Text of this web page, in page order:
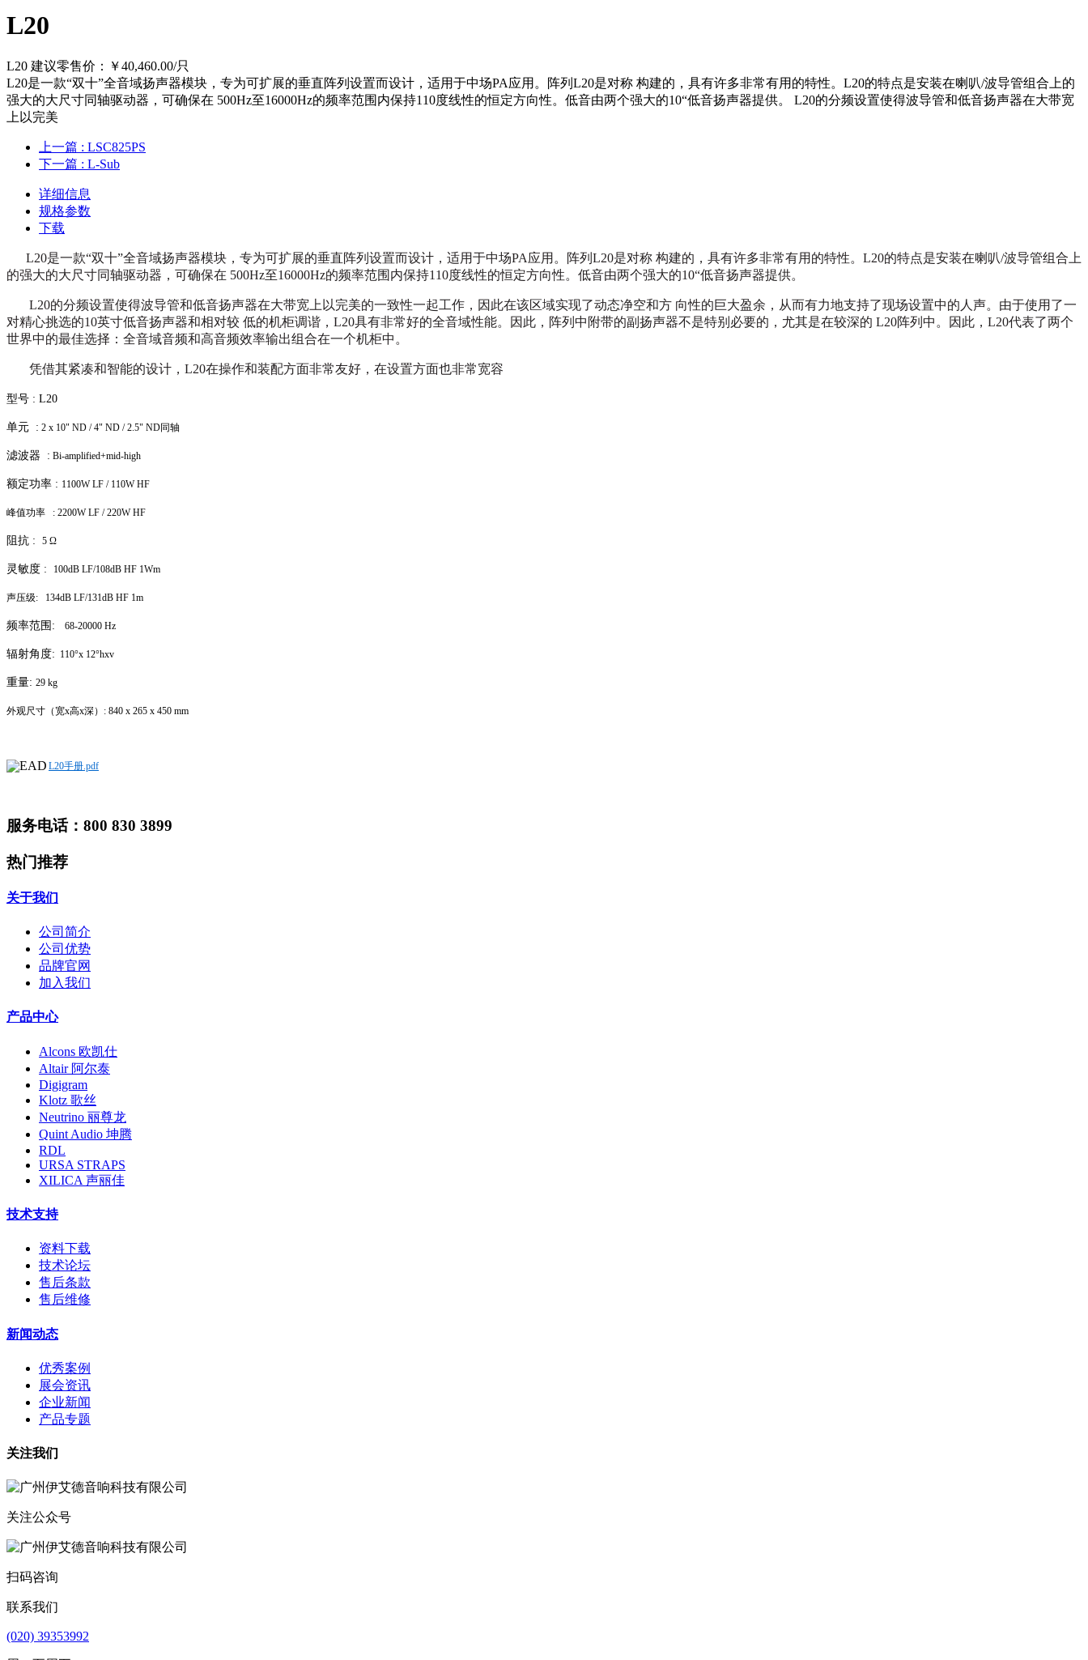
L20
L20 建议零售价：￥40,460.00/只
L20是一款“双十”全音域扬声器模块，专为可扩展的垂直阵列设置而设计，适用于中场PA应用。阵列L20是对称 构建的，具有许多非常有用的特性。L20的特点是安装在喇叭/波导管组合上的
强大的大尺寸同轴驱动器，可确保在 500Hz至16000Hz的频率范围内保持110度线性的恒定方向性。低音由两个强大的10“低音扬声器提供。 L20的分频设置使得波导管和低音扬声器在大带宽
上以完美
上一篇 : LSC825PS
下一篇 : L-Sub
详细信息
规格参数
下载
L20是一款“双十”全音域扬声器模块，专为可扩展的垂直阵列设置而设计，适用于中场PA应用。阵列L20是对称 构建的，具有许多非常有用的特性。L20的特点是安装在喇叭/波导管组合上
的强大的大尺寸同轴驱动器，可确保在 500Hz至16000Hz的频率范围内保持110度线性的恒定方向性。低音由两个强大的10“低音扬声器提供。
L20的分频设置使得波导管和低音扬声器在大带宽上以完美的一致性一起工作，因此在该区域实现了动态净空和方 向性的巨大盈余，从而有力地支持了现场设置中的人声。由于使用了一
对精心挑选的10英寸低音扬声器和相对较 低的机柜调谐，L20具有非常好的全音域性能。因此，阵列中附带的副扬声器不是特别必要的，尤其是在较深的 L20阵列中。因此，L20代表了两个
世界中的最佳选择：全音域音频和高音频效率输出组合在一个机柜中。
凭借其紧凑和智能的设计，L20在操作和装配方面非常友好，在设置方面也非常宽容
型号 : L20
单元 : 2 x 10" ND / 4" ND / 2.5" ND同轴
滤波器 : Bi-amplified+mid-high
额定功率 : 1100W LF / 110W HF
峰值功率 : 2200W LF / 220W HF
阻抗 : 5 Ω
灵敏度 : 100dB LF/108dB HF 1Wm
声压级: 134dB LF/131dB HF 1m
频率范围: 68-20000 Hz
辐射角度: 110°x 12°hxv
重量: 29 kg
外观尺寸（宽x高x深）: 840 x 265 x 450 mm
L20手册.pdf
服务电话：800 830 3899
热门推荐
关于我们
公司简介
公司优势
品牌官网
加入我们
产品中心
Alcons 欧凯仕
Altair 阿尔泰
Digigram
Klotz 歌丝
Neutrino 丽尊龙
Quint Audio 坤腾
RDL
URSA STRAPS
XILICA 声丽佳
技术支持
资料下载
技术论坛
售后条款
售后维修
新闻动态
优秀案例
展会资讯
企业新闻
产品专题
关注我们
关注公众号
扫码咨询
联系我们
(020) 39353992